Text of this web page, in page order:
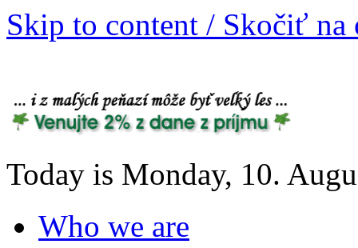
Skip to content / Skočiť na
Today is Monday, 10.
Who we are